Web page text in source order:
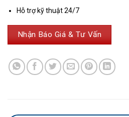
Hỗ trợ kỹ thuật 24/7
Nhận Báo Giá & Tư Vấn